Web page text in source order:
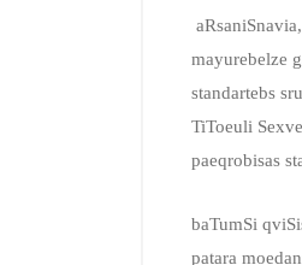
mayurebelze
standartebs
TiToeuli
paeqrobisas
baTumSi
patara